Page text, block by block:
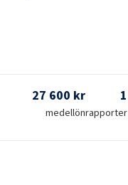
27 600 kr
medellön
1
rapporter